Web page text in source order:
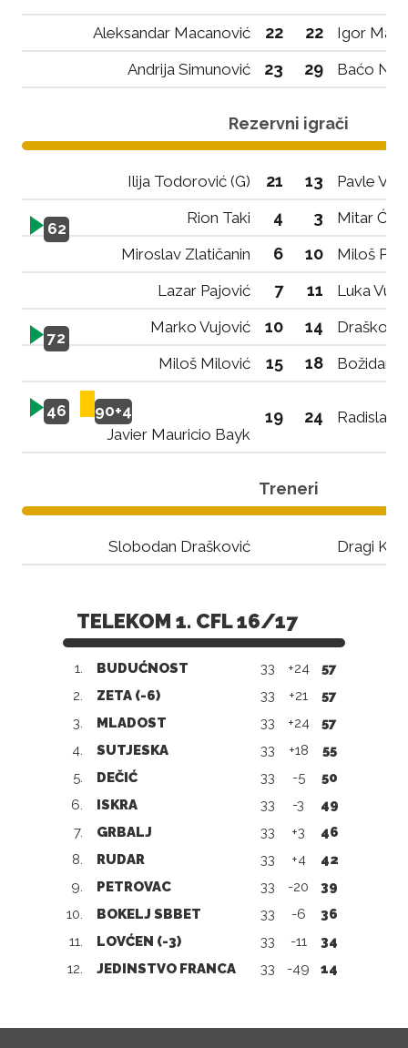
Aleksandar Macanović 22 22
Igor
Andrija Simunović
23 29 Baćo
Rezervni igrači
Ilija Todorović (G) 21 13 Pavle
62
Rion Taki 4 3
Mitar
Miroslav Zlatičanin
6 10
Miloš
Lazar Pajović
7 11 Luka
72
Marko Vujović 10 14
Draško
Miloš Milović
15 18 Božidar
46
90+4
Javier Mauricio Bayk
19 24 Radislav
Treneri
Slobodan Drašković Dragi
TELEKOM 1. CFL 16/17
1. BUDUĆNOST 33 +24
57
2.
ZETA (-6) 33 +21
57
3.
MLADOST 33 +24
57
4.
SUTJESKA 33 +18
55
5.
DEČIĆ 33 -5
50
6.
ISKRA 33 -3
49
7.
GRBALJ 33 +3
46
8.
RUDAR 33 +4
42
9.
PETROVAC 33 -20
39
10.
BOKELJ SBBET 33 -6
36
11.
LOVĆEN (-3) 33 -11
34
12.
JEDINSTVO FRANCA 33 -49 14